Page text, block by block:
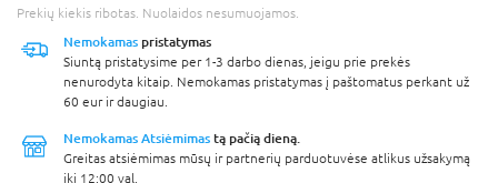
Prekių kiekis ribotas. Nuolaidos nesumuojamos.
Nemokamas pristatymas
Siuntą pristatysime per 1-3 darbo dienas, jeigu prie prekės
nenurodyta kitaip. Nemokamas pristatymas į paštomatus perkant už
60 eur ir daugiau.
Nemokamas Atsiėmimas tą pačią dieną.
Greitas atsiėmimas mūsų ir partnerių parduotuvėse atlikus užsakymą
iki 12:00 val.